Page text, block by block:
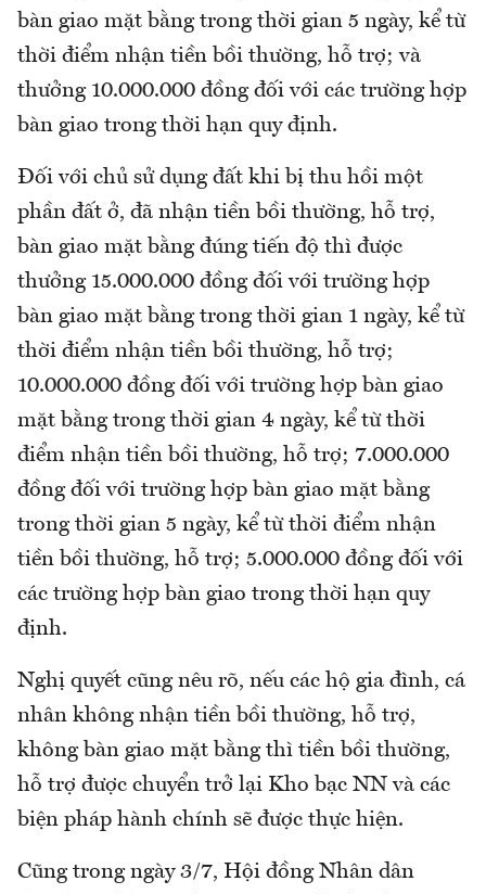
bàn giao mặt bằng trong thời gian 5 ngày, kể từ
thời điểm nhận tiền bồi thường, hỗ trợ; và
thưởng 10.000.000 đồng đối với các trường hợp
bàn giao trong thời hạn quy định.
Đối với chủ sử dụng đất khi bị thu hồi một
phần đất ở, đã nhận tiền bồi thường, hỗ trợ,
bàn giao mặt bằng đúng tiến độ thì được
thưởng 15.000.000 đồng đối với trường hợp
bàn giao mặt bằng trong thời gian 1 ngày, kể từ
thời điểm nhận tiền bồi thường, hỗ trợ;
10.000.000 đồng đối với trường hợp bàn giao
mặt bằng trong thời gian 4 ngày, kể từ thời
điểm nhận tiền bồi thường, hỗ trợ; 7.000.000
đồng đối với trường hợp bàn giao mặt bằng
trong thời gian 5 ngày, kể từ thời điểm nhận
tiền bồi thường, hỗ trợ; 5.000.000 đồng đối với
các trường hợp bàn giao trong thời hạn quy
định.
Nghị quyết cũng nêu rõ, nếu các hộ gia đình, cá
nhân không nhận tiền bồi thường, hỗ trợ,
không bàn giao mặt bằng thì tiền bồi thường,
hỗ trợ được chuyển trở lại Kho bạc NN và các
biện pháp hành chính sẽ được thực hiện.
Cũng trong ngày 3/7, Hội đồng Nhân dân